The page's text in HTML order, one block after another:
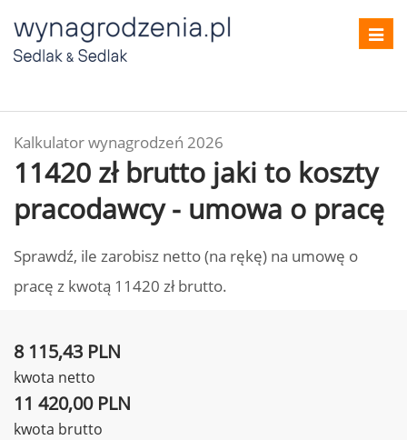
Kalkulator wynagrodzeń 2026
11420 zł brutto jaki to koszty
pracodawcy - umowa o pracę
Sprawdź, ile zarobisz netto (na rękę) na umowę o
pracę z kwotą 11420 zł brutto.
8 115,43 PLN
kwota netto
11 420,00 PLN
kwota brutto